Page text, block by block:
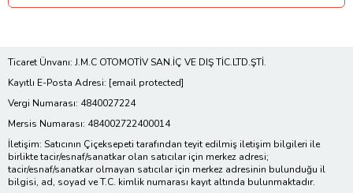
Ticaret Ünvanı: J.M.C OTOMOTİV SAN.İÇ VE DIŞ TİC.LTD.ŞTİ.
Kayıtlı E-Posta Adresi: [email protected]
Vergi Numarası: 4840027224
Mersis Numarası: 484002722400014
İletişim: Satıcının Çiçeksepeti tarafından teyit edilmiş iletişim bilgileri ile
birlikte tacir/esnaf/sanatkar olan satıcılar için merkez adresi;
tacir/esnaf/sanatkar olmayan satıcılar için merkez adresinin bulunduğu il
bilgisi, ad, soyad ve T.C. kimlik numarası kayıt altında bulunmaktadır.